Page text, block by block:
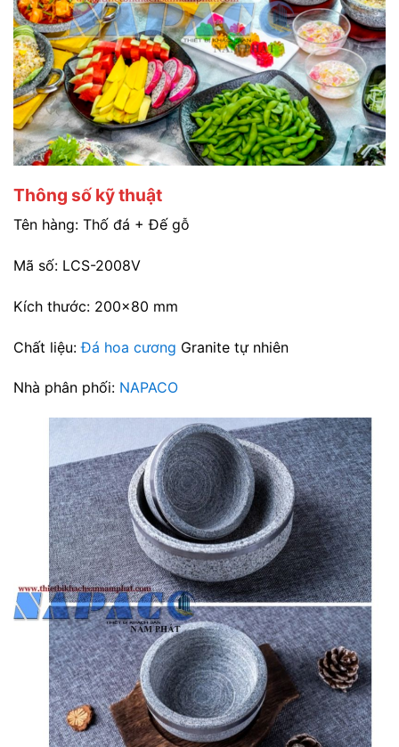
Thông số kỹ thuật
Tên hàng: Thố đá + Đế gỗ
Mã số: LCS-2008V
Kích thước: 200×80 mm
Chất liệu:Đá hoa cương Granite tự nhiên
Nhà phân phối: NAPACO